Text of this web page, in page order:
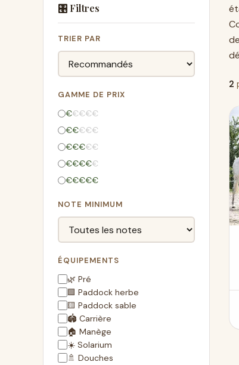
🎛️ Filtres
TRIER PAR
GAMME DE PRIX
€€€€€
€€€€€
€€€€€
€€€€€
€€€€€
NOTE MINIMUM
ÉQUIPEMENTS
🌿 Pré
🟩 Paddock herbe
🟨 Paddock sable
🏟️ Carrière
🏠 Manège
☀️ Solarium
🚿 Douches
2